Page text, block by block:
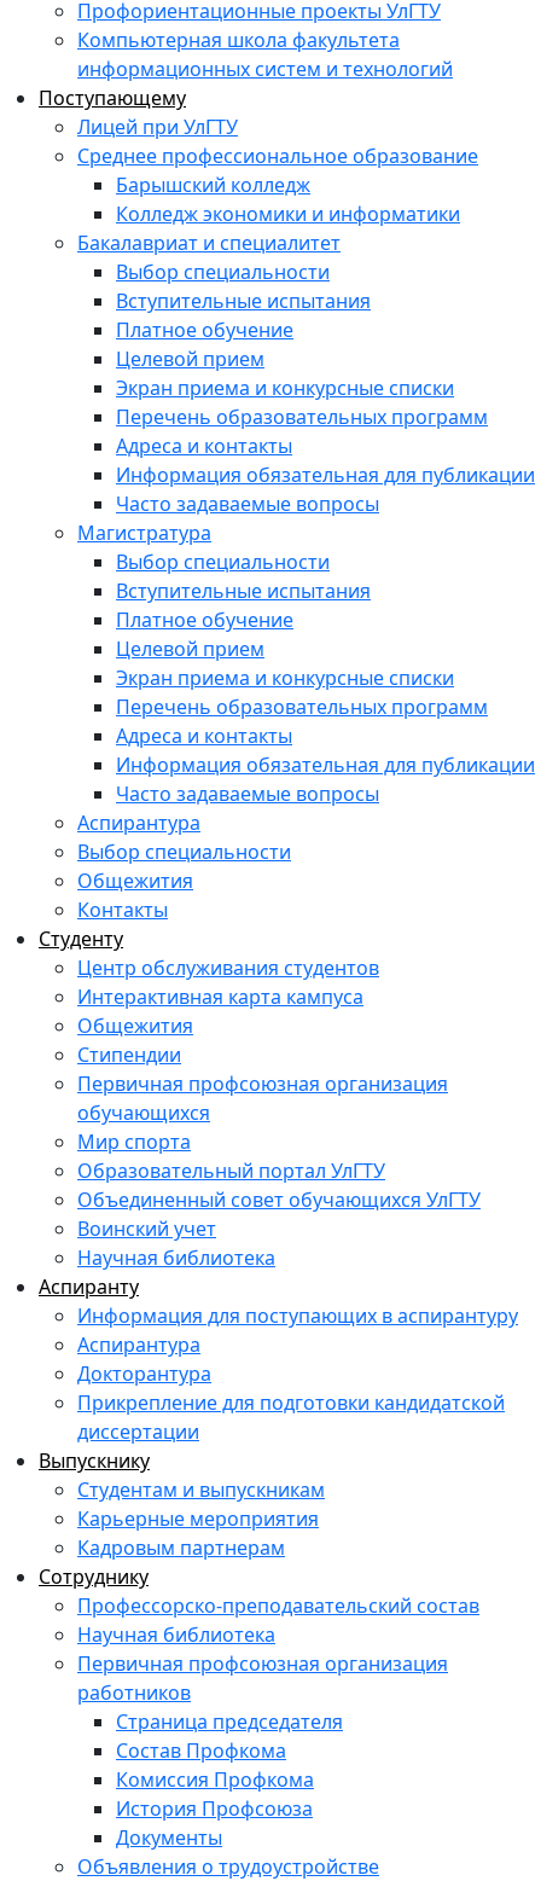
Профориентационные проекты УлГТУ
Компьютерная школа факультета
информационных систем и технологий
Поступающему
Лицей при УлГТУ
Среднее профессиональное образование
Барышский колледж
Колледж экономики и информатики
Бакалавриат и специалитет
Выбор специальности
Вступительные испытания
Платное обучение
Целевой прием
Экран приема и конкурсные списки
Перечень образовательных программ
Адреса и контакты
Информация обязательная для публикации
Часто задаваемые вопросы
Магистратура
Выбор специальности
Вступительные испытания
Платное обучение
Целевой прием
Экран приема и конкурсные списки
Перечень образовательных программ
Адреса и контакты
Информация обязательная для публикации
Часто задаваемые вопросы
Аспирантура
Выбор специальности
Общежития
Контакты
Студенту
Центр обслуживания студентов
Интерактивная карта кампуса
Общежития
Стипендии
Первичная профсоюзная организация
обучающихся
Мир спорта
Образовательный портал УлГТУ
Объединенный совет обучающихся УлГТУ
Воинский учет
Научная библиотека
Аспиранту
Информация для поступающих в аспирантуру
Аспирантура
Докторантура
Прикрепление для подготовки кандидатской
диссертации
Выпускнику
Студентам и выпускникам
Карьерные мероприятия
Кадровым партнерам
Сотруднику
Профессорско-преподавательский состав
Научная библиотека
Первичная профсоюзная организация
работников
Страница председателя
Состав Профкома
Комиссия Профкома
История Профсоюза
Документы
Объявления о трудоустройстве